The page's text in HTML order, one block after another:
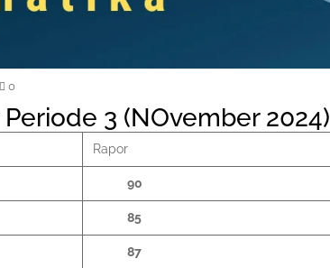
0
3 (NOvember 2024)
Rapor
90
85
87